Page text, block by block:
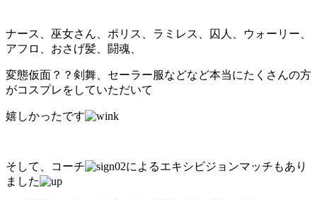
ナース、巫女さん、ポリス、ラミレス、囚人、ウォーリー、
アフロ、おさげ髪、闘魂、
変態仮面？？剣舞、セーラー服などなど本当にたくさんの方
がコスプレをしていただいて
嬉しかったです
そして、コーチ
によるエキシビジョンマッチもあり
ました